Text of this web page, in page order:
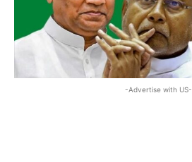
-Advertise with US-